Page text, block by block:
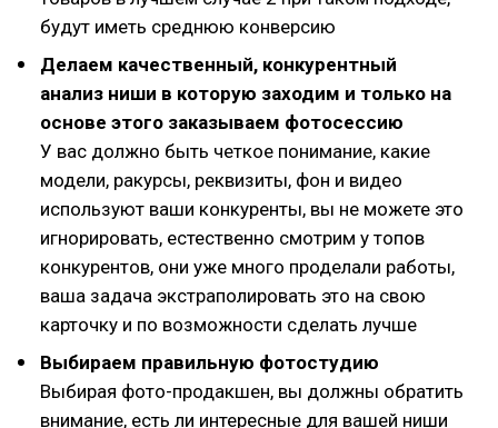
будут иметь среднюю конверсию
Делаем качественный, конкурентный
анализ ниши в которую заходим и только на
основе этого заказываем фотосессию
У вас должно быть четкое понимание, какие
модели, ракурсы, реквизиты, фон и видео
используют ваши конкуренты, вы не можете это
игнорировать, естественно смотрим у топов
конкурентов, они уже много проделали работы,
ваша задача экстраполировать это на свою
карточку и по возможности сделать лучше
Выбираем правильную фотостудию
Выбирая фото-продакшен, вы должны обратить
внимание, есть ли интересные для вашей ниши